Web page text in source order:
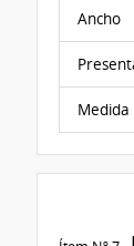
Ancho